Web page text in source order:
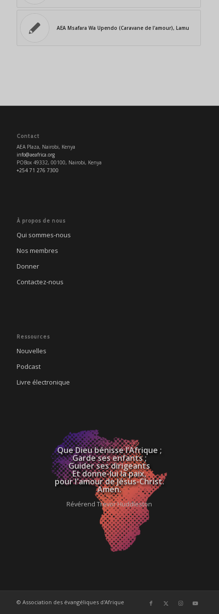
AEA Msafara Wa Upendo (Caravane de l'amour), Lamu
Contact
AEA Plaza, Nairobi, Kenya
info@aeafrica.org
POBox 49332, 00100, Nairobi, Kenya
+254 71 276 7300
À propos de nous
Qui sommes-nous
Nos membres
Donner
Contactez-nous
Ressources
Nouvelles
Podcast
Livre électronique
Que Dieu bénisse l’Afrique ;
Garde ses enfants ;
Guider ses dirigeants
Et donne-lui la paix,
pour l'amour de Jésus-Christ.
Amen.
Révérend Trevor Huddleston
© Association des évangéliques d'Afrique